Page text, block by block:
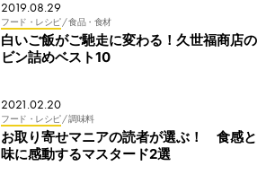
2019.08.29
フード・レシピ/ 食品・食材
白いご飯がご馳走に変わる！久世福商店の
ビン詰めベスト10
2021.02.20
フード・レシピ/ 調味料
お取り寄せマニアの読者が選ぶ！ 食感と
味に感動するマスタード2選